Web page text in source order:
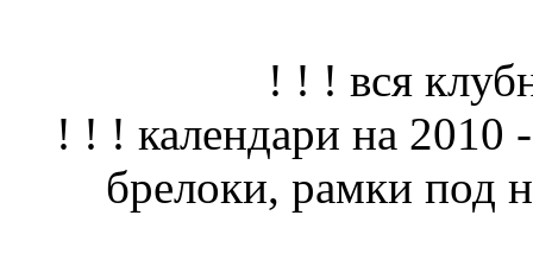
! ! ! вся
! ! ! календари на 2010
брелоки, рамки под